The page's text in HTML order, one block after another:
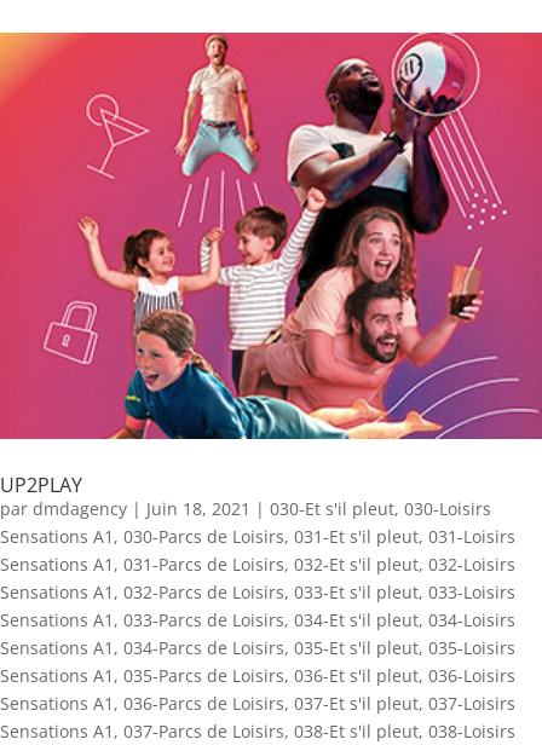
UP2PLAY
par dmdagency | Juin 18, 2021 | 030-Et s'il pleut, 030-Loisirs
Sensations A1 , 030-Parcs de Loisirs, 031-Et s'il pleut, 031-Loisirs
Sensations A1 , 031-Parcs de Loisirs, 032-Et s'il pleut, 032-Loisirs
Sensations A1 , 032-Parcs de Loisirs, 033-Et s'il pleut, 033-Loisirs
Sensations A1 , 033-Parcs de Loisirs, 034-Et s'il pleut, 034-Loisirs
Sensations A1 , 034-Parcs de Loisirs, 035-Et s'il pleut, 035-Loisirs
Sensations A1 , 035-Parcs de Loisirs, 036-Et s'il pleut, 036-Loisirs
Sensations A1 , 036-Parcs de Loisirs, 037-Et s'il pleut, 037-Loisirs
Sensations A1 , 037-Parcs de Loisirs, 038-Et s'il pleut, 038-Loisirs